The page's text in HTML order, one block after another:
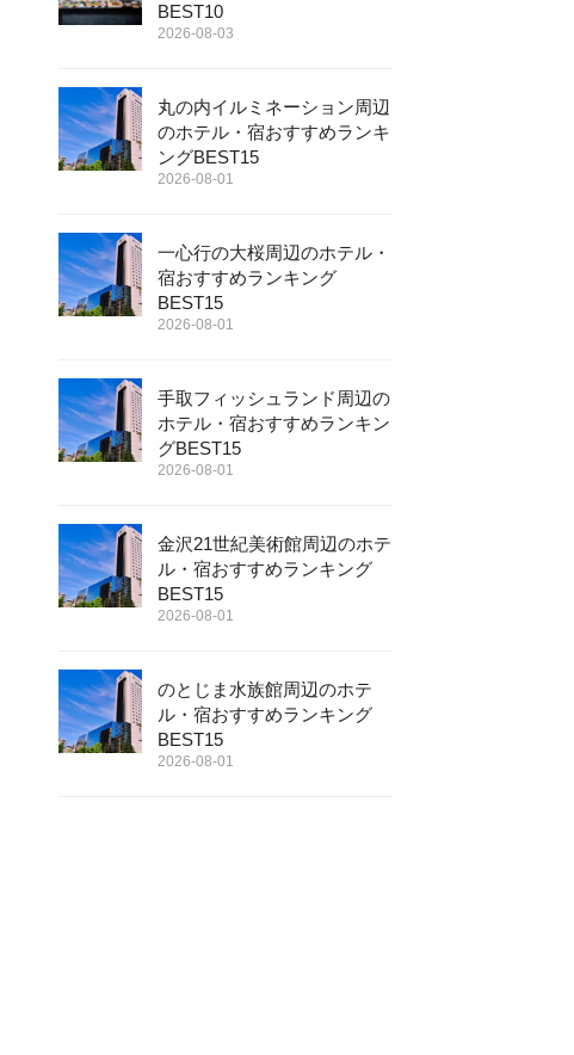
BEST10
2026-08-03
丸の内イルミネーション周辺
のホテル・宿おすすめランキ
ングBEST15
2026-08-01
一心行の大桜周辺のホテル・
宿おすすめランキング
BEST15
2026-08-01
手取フィッシュランド周辺の
ホテル・宿おすすめランキン
グBEST15
2026-08-01
金沢21世紀美術館周辺のホテ
ル・宿おすすめランキング
BEST15
2026-08-01
のとじま水族館周辺のホテ
ル・宿おすすめランキング
BEST15
2026-08-01